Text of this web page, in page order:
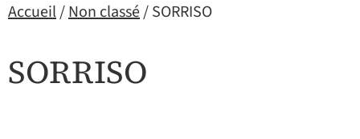
Accueil/Non classé/ SORRISO
SORRISO